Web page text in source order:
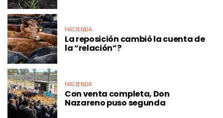
HACIENDA
La reposición cambió la cuenta de
la “relación”?
HACIENDA
Con venta completa, Don
Nazareno puso segunda